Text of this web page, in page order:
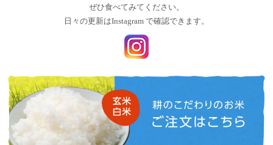
ぜひ食べてみてください。
日々の更新はInstagram で確認できます。